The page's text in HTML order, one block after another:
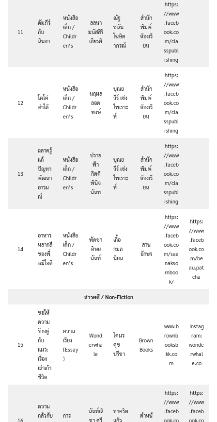
11
คัมภีร์
ลับ
นินจา
หนังสือ
เด็ก /
Childr
en’s
ลลนา
มนัสสิริ
เกียรติ
ณัฐ
ชนัน
โฆษิต
าภรณ์
สำนัก
พิมพ์
ห้องเรี
ยน
https:
//www
.faceb
ook.co
m/cla
sspubl
ishing
12
โคโค่
ทำได้
หนังสือ
เด็ก /
Childr
en’s
นฤมล
ลอด
พงษ์
บุณย
วีร์ เซ่ง
ไพเราะ
ห์
สำนัก
พิมพ์
ห้องเรี
ยน
https:
//www
.faceb
ook.co
m/cla
sspubl
ishing
13
ฉลาดรู้
แก้
ปัญหา
พัฒนา
อารม
ณ์
หนังสือ
เด็ก /
Childr
en’s
ปราย
ฟ้า
กิตติ
พินิจ
นันท
บุณย
วีร์ เซ่ง
ไพเราะ
ห์
สำนัก
พิมพ์
ห้องเรี
ยน
https:
//www
.faceb
ook.co
m/cla
sspubl
ishing
14
อาหาร
หลากสี
ของพี่
หมีใจดี
หนังสือ
เด็ก /
Childr
en’s
พัดชา
ดิษย
นันท์
เกื้อ
กมล
นิยม
สาน
อักษร
https:
//www
.faceb
ook.co
m/saa
nakso
rnboo
k/
https:
//www
.faceb
ook.co
m/be
au.pat
cha
สารคดี / Non-Fiction
15
ขอให้
ความ
รักอยู่
กับ
แมว:
เรื่อง
เล่าเก้า
ชีวิต
ความ
เรียง
(Essay
)
Wond
erwha
le
โตมร
ศุข
ปรีชา
Brown
Books
www.b
rownb
ooksb
kk.co
m
Instag
ram:
wonde
rwhal
e.co
16
ความ
กลัวกับ
การ
นันท์ณิ
ชา ศรี
ชาคริต
แก้ว
ตำหนั
https:
//www
.faceb
ook.co
https:
//www
.faceb
ook.co